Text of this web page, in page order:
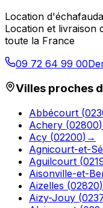
Location
Location et livraison
toute la France
09 72 64 99 00
Villes proches
Abbécourt (
Achery (02800)
Acy (02200) →
Agnicourt-et-
Aguilcourt (
Aisonville-et-
Aizelles (02820)
Aizy-Jouy (